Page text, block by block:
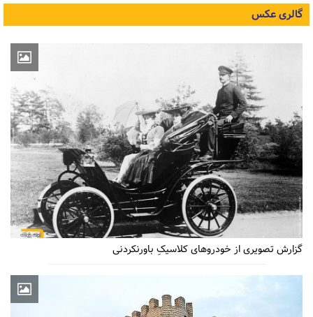
گالری عکس
گزارش تصویری از خودروهای کلاسیکِ باورنکردنی